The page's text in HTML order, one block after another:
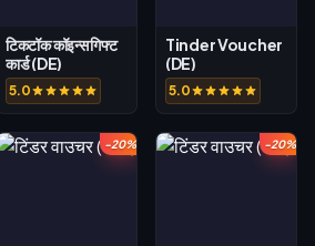
टिकटॉक कॉइन्स गिफ्ट
कार्ड (DE)
5.0
Tinder Voucher
(DE)
5.0
-20% -20%